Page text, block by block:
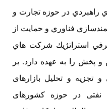
در حوزه تجارت و
فناوري و حمایت از
استراتژيك شركت هاي
پخش را به عهده دارد. بر
تجزیه و تحلیل بازارهای
نفتی در حوزه کشورهای